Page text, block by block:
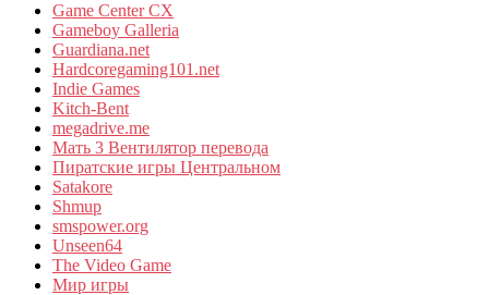
Game Center CX
Gameboy Galleria
Guardiana.net
Hardcoregaming101.net
Indie Games
Kitch-Bent
megadrive.me
Мать 3 Вентилятор перевода
Пиратские игры Центральном
Satakore
Shmup
smspower.org
Unseen64
The Video Game
Мир игры